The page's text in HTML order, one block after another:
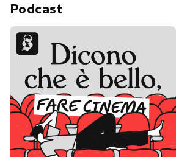
Podcast